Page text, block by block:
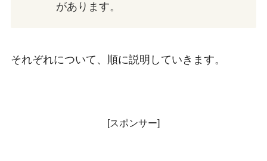
があります。
それぞれについて、順に説明していきます。
[スポンサー]